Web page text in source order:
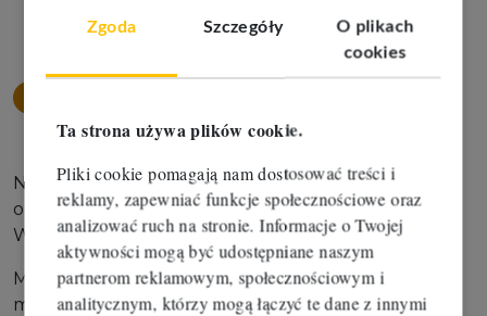
Zgoda Szczegóły
O plikach
cookies
Ta strona używa plików cookie.
Pliki cookie pomagają nam dostosować treści i
reklamy, zapewniać funkcje społecznościowe oraz
analizować ruch na stronie. Informacje o Twojej
aktywności mogą być udostępniane naszym
partnerom reklamowym, społecznościowym i
analitycznym, którzy mogą łączyć te dane z innymi
Nowoczesna hala o wysokim standardzie. Posiada
ona ogrzewanie gazowe, bramę o wys. ponad 4m.
Wysokość hali wynosi 8m.
Możliwość wynajęcia także większej powierzchni
magazynowej na tej samej posesji oraz pomieszczeń